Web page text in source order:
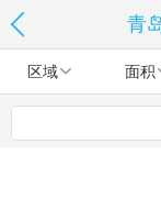
青
区域 面积